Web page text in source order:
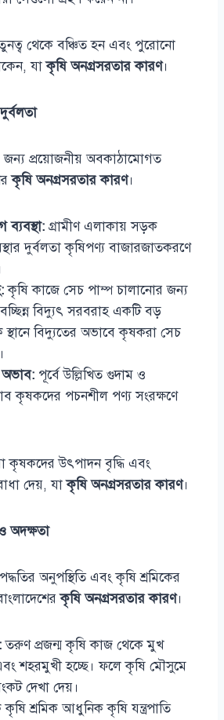
থেকে বঞ্চিত হন এবং পুরোনো
যাকৃষি অনগ্রসরতার কারণ।
জন্য প্রয়োজনীয় অবকাঠামোগত
কৃষি অনগ্রসরতার কারণ।
গ্রামীণ এলাকায় সড়ক
দুর্বলতা কৃষিপণ্য বাজারজাতকরণে
কৃষি কাজে সেচ পাম্প চালানোর জন্য
বিদ্যুৎ সরবরাহ একটি বড়
স্থানে বিদ্যুতের অভাবে কৃষকরা সেচ
অভাব: পূর্বে উল্লিখিত গুদাম ও
কৃষকদের পচনশীল পণ্য সংরক্ষণে
কৃষকদের উৎপাদন বৃদ্ধি এবং
দেয়, যাকৃষি অনগ্রসরতার কারণ।
অদক্ষতা
অনুপস্থিতি এবং কৃষি শ্রমিকের
কৃষি অনগ্রসরতার কারণ।
তরুণ প্রজন্ম কৃষি কাজ থেকে মুখ
শহরমুখী হচ্ছে। ফলে কৃষি মৌসুমে
দেখা দেয়।
শ্রমিক আধুনিক কৃষি যন্ত্রপাতি